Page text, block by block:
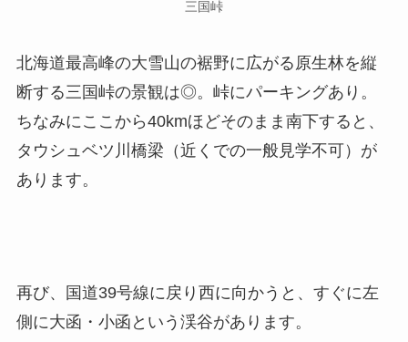
三国峠
北海道最高峰の大雪山の裾野に広がる原生林を縦
断する三国峠の景観は◎。峠にパーキングあり。
ちなみにここから40kmほどそのまま南下すると、
タウシュベツ川橋梁（近くでの一般見学不可）が
あります。
再び、国道39号線に戻り西に向かうと、すぐに左
側に大函・小函という渓谷があります。